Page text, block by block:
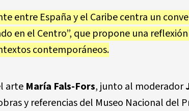
entre España y el Caribe centra un
en el Centro”, que propone una
contemporáneos.
arte María Fals-Fors, junto al moderador
y referencias del Museo Nacional del